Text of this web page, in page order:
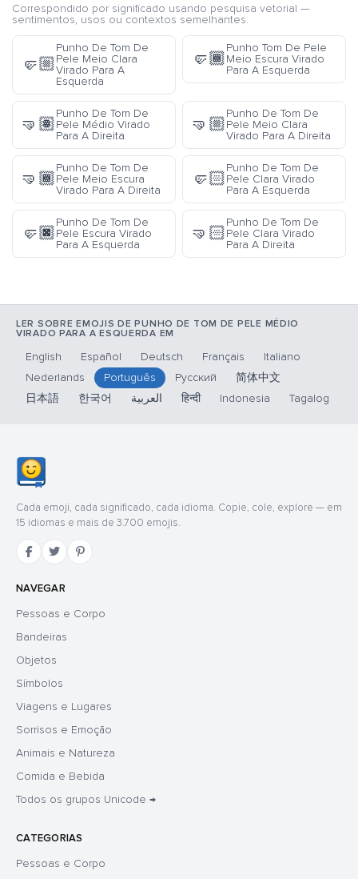
Correspondido por significado usando pesquisa vetorial —
sentimentos, usos ou contextos semelhantes.
🤛🏼
Punho De Tom De
Pele Meio Clara
Virado Para A
Esquerda
🤛🏾
Punho Tom De Pele
Meio Escura Virado
Para A Esquerda
🤜🏽
Punho De Tom De
Pele Médio Virado
Para A Direita
🤜🏼
Punho De Tom De
Pele Meio Clara
Virado Para A Direita
🤜🏾
Punho De Tom De
Pele Meio Escura
Virado Para A Direita
🤛🏻
Punho De Tom De
Pele Clara Virado
Para A Esquerda
🤛🏿
Punho De Tom De
Pele Escura Virado
Para A Esquerda
🤜🏻
Punho De Tom De
Pele Clara Virado
Para A Direita
LER SOBRE EMOJIS DE PUNHO DE TOM DE PELE MÉDIO
VIRADO PARA A ESQUERDA EM
English Español Deutsch Français
Italiano
Nederlands
Português Русский
简体中文
日本語
한국어 العربية हिन्दी Indonesia Tagalog
Cada emoji, cada significado, cada idioma. Copie, cole, explore — em
15 idiomas e mais de 3.700 emojis.
NAVEGAR
Pessoas e Corpo
Bandeiras
Objetos
Símbolos
Viagens e Lugares
Sorrisos e Emoção
Animais e Natureza
Comida e Bebida
Todos os grupos Unicode →
CATEGORIAS
Pessoas e Corpo